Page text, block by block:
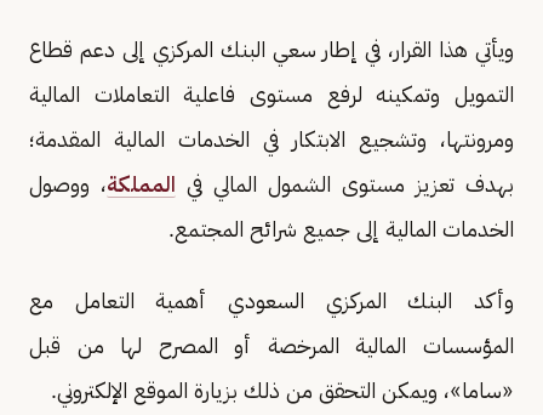
ويأتي هذا القرار، في إطار سعي البنك المركزي إلى دعم قطاع
التمويل وتمكينه لرفع مستوى فاعلية التعاملات المالية
ومرونتها، وتشجيع الابتكار في الخدمات المالية المقدمة؛
بهدف تعزيز مستوى الشمول المالي في المملكة، ووصول
الخدمات المالية إلى جميع شرائح المجتمع.
وأكد البنك المركزي السعودي أهمية التعامل مع
المؤسسات المالية المرخصة أو المصرح لها من قبل
«ساما»، ويمكن التحقق من ذلك بزيارة الموقع الإلكتروني.